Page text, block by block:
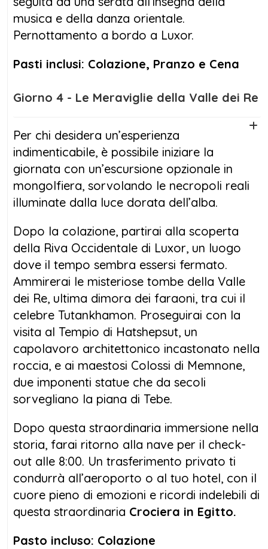
musica e della danza orientale.
Pernottamento a bordo a Luxor.
Pasti inclusi: Colazione, Pranzo e Cena
Giorno 4 - Le Meraviglie della Valle dei Re
Per chi desidera un’esperienza
indimenticabile, è possibile iniziare la
giornata con un’escursione opzionale in
mongolfiera, sorvolando le necropoli reali
illuminate dalla luce dorata dell’alba.
Dopo la colazione, partirai alla scoperta
della Riva Occidentale di Luxor, un luogo
dove il tempo sembra essersi fermato.
Ammirerai le misteriose tombe della Valle
dei Re, ultima dimora dei faraoni, tra cui il
celebre Tutankhamon. Proseguirai con la
visita al Tempio di Hatshepsut, un
capolavoro architettonico incastonato nella
roccia, e ai maestosi Colossi di Memnone,
due imponenti statue che da secoli
sorvegliano la piana di Tebe.
Dopo questa straordinaria immersione nella
storia, farai ritorno alla nave per il check-
out alle 8:00. Un trasferimento privato ti
condurrà all’aeroporto o al tuo hotel, con il
cuore pieno di emozioni e ricordi indelebili di
questa straordinaria Crociera in Egitto.
Pasto incluso: Colazione